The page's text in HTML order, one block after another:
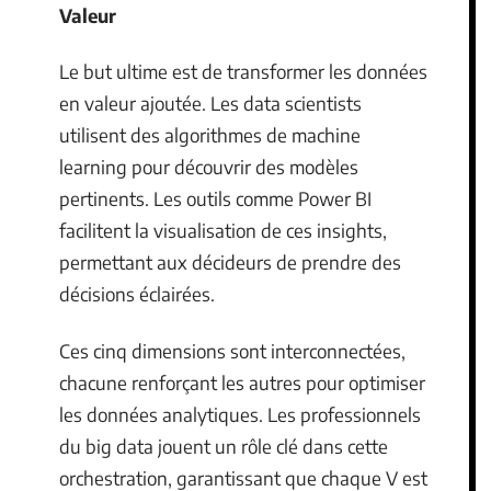
Valeur
Le but ultime est de transformer les données
en valeur ajoutée. Les data scientists
utilisent des algorithmes de machine
learning pour découvrir des modèles
pertinents. Les outils comme Power BI
facilitent la visualisation de ces insights,
permettant aux décideurs de prendre des
décisions éclairées.
Ces cinq dimensions sont interconnectées,
chacune renforçant les autres pour optimiser
les données analytiques. Les professionnels
du big data jouent un rôle clé dans cette
orchestration, garantissant que chaque V est